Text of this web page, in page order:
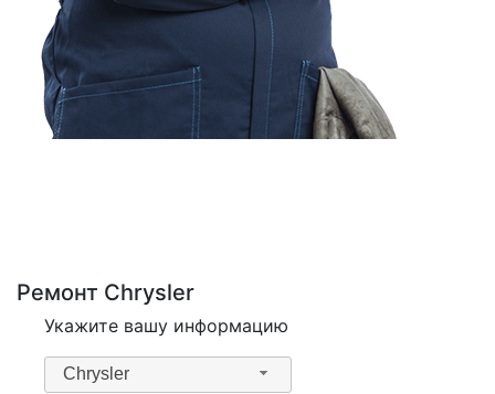
Ремонт Chrysler
Укажите вашу информацию
Chrysler